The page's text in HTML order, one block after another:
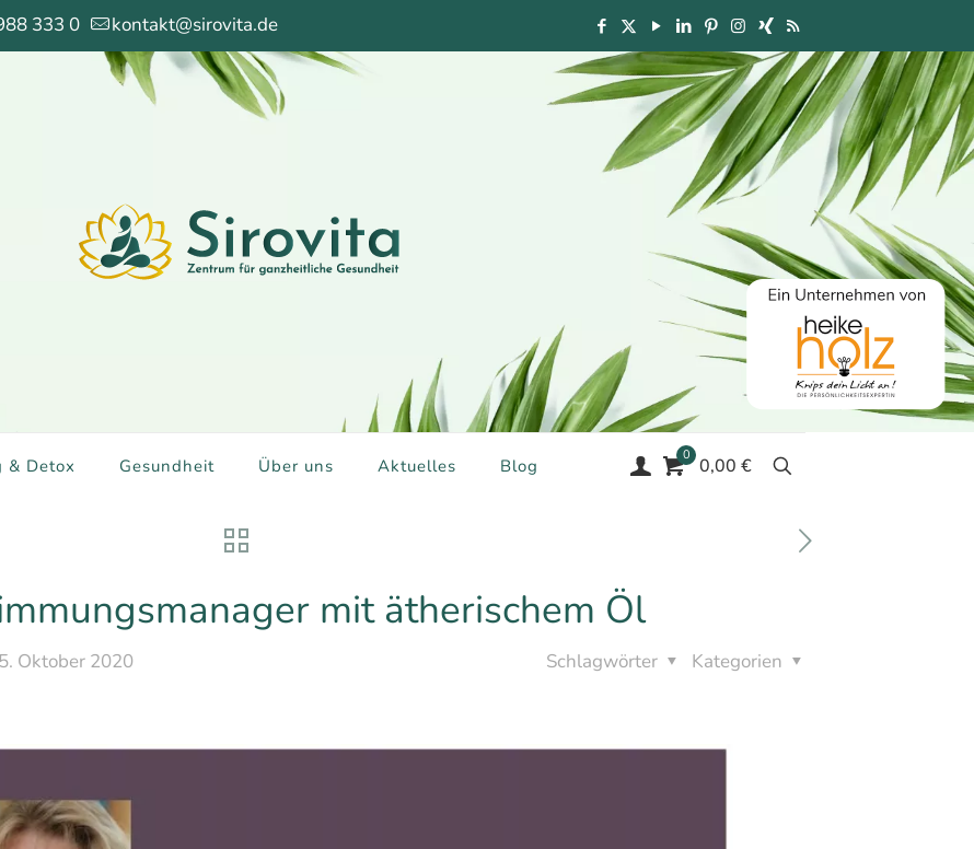
333 0 kontakt@sirovita.de
& Detox Gesundheit Über uns Aktuelles Blog
0 0,00 €
mit ätherischem Öl
5. Oktober 2020 Kategorien
Schlagwörter